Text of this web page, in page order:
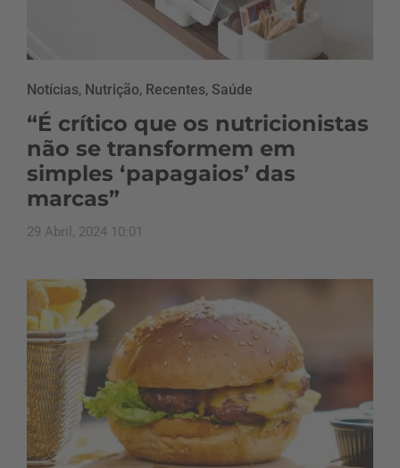
Notícias, Nutrição, Recentes, Saúde
“É crítico que os nutricionistas
não se transformem em
simples ‘papagaios’ das
marcas”
29 Abril, 2024 10:01